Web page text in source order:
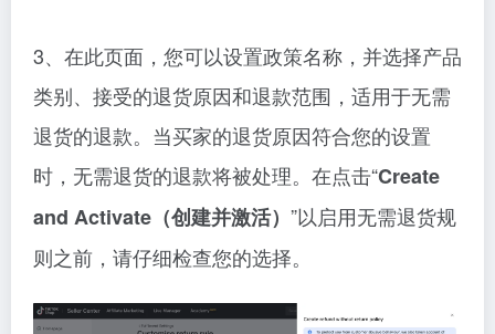
3、在此页面，您可以设置政策名称，并选择产品
类别、接受的退货原因和退款范围，适用于无需
退货的退款。当买家的退货原因符合您的设置
时，无需退货的退款将被处理。在点击“Create
and Activate（创建并激活） ”以启用无需退货规
则之前，请仔细检查您的选择。